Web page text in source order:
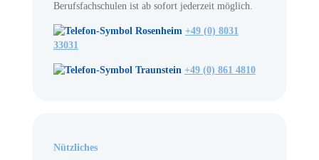
Berufsfachschulen ist ab sofort jederzeit möglich.
Rosenheim +49 (0) 8031
33031
Traunstein +49 (0) 861 4810
Nützliches